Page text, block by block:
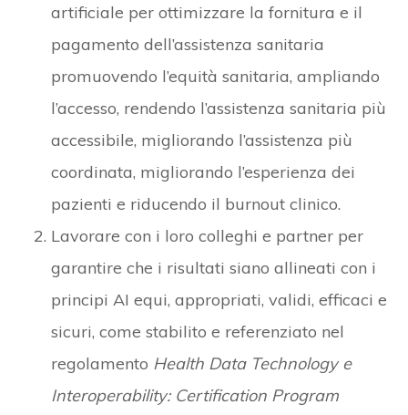
artificiale per ottimizzare la fornitura e il
pagamento dell’assistenza sanitaria
promuovendo l’equità sanitaria, ampliando
l’accesso, rendendo l’assistenza sanitaria più
accessibile, migliorando l’assistenza più
coordinata, migliorando l’esperienza dei
pazienti e riducendo il burnout clinico.
Lavorare con i loro colleghi e partner per
garantire che i risultati siano allineati con i
principi AI equi, appropriati, validi, efficaci e
sicuri, come stabilito e referenziato nel
regolamento Health Data Technology e
Interoperability: Certification Program